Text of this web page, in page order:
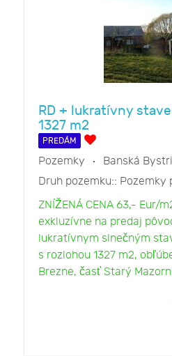
RD + lukratívny
1327 m2
PREDÁM
Pozemky
Banská
Druh pozemku:: Pozemky
ZNÍŽENÁ CENA 63,- Eur/
exkluzívne na predaj
lukratívnym slnečným
s rozlohou 1327 m2,
Brezne, časť Starý